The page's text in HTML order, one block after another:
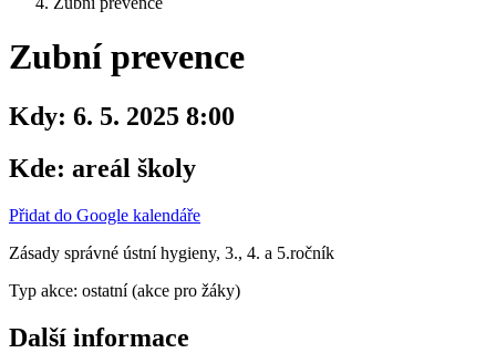
Zubní prevence
Kdy: 6. 5. 2025 8:00
Kde: areál školy
Přidat do Google kalendáře
Zásady správné ústní hygieny, 3., 4. a 5.ročník
Typ akce: ostatní (akce pro žáky)
Další informace